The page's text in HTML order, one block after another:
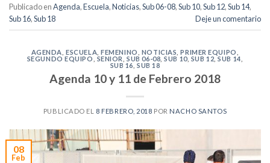
Publicado enAgenda,Escuela,Noticias,Sub 06-08,Sub 10,Sub 12,Sub 14,
Sub 16,Sub 18 Deje un comentario
AGENDA ,ESCUELA ,FEMENINO NOTICIAS ,PRIMER EQUIPO
SEGUNDO EQUIPO
SENIOR ,SUB 06-08 ,SUB 10, SUB 12 ,SUB 14
SUB 16 ,SUB 18
Agenda 10 y 11 de Febrero 2018
PUBLICADO EL 8 FEBRERO, 2018 POR NACHO SANTOS
08
Feb